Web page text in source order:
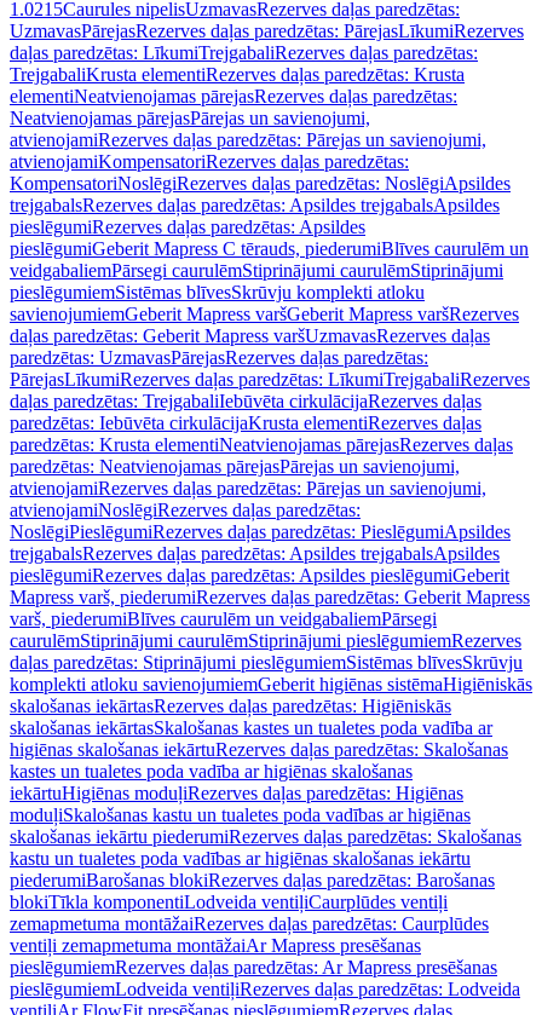
1.0215Caurules nipelisUzmavasRezerves daļas paredzētas:
UzmavasPārejasRezerves daļas paredzētas: PārejasLīkumiRezerves
daļas paredzētas: LīkumiTrejgabaliRezerves daļas paredzētas:
TrejgabaliKrusta elementiRezerves daļas paredzētas: Krusta
elementiNeatvienojamas pārejasRezerves daļas paredzētas:
Neatvienojamas pārejasPārejas un savienojumi,
atvienojamiRezerves daļas paredzētas: Pārejas un savienojumi,
atvienojamiKompensatoriRezerves daļas paredzētas:
KompensatoriNoslēgiRezerves daļas paredzētas: NoslēgiApsildes
trejgabalsRezerves daļas paredzētas: Apsildes trejgabalsApsildes
pieslēgumiRezerves daļas paredzētas: Apsildes
pieslēgumiGeberit Mapress C tērauds, piederumiBlīves caurulēm un
veidgabaliemPārsegi caurulēmStiprinājumi caurulēmStiprinājumi
pieslēgumiemSistēmas blīvesSkrūvju komplekti atloku
savienojumiemGeberit Mapress varšGeberit Mapress varšRezerves
daļas paredzētas: Geberit Mapress varšUzmavasRezerves daļas
paredzētas: UzmavasPārejasRezerves daļas paredzētas:
PārejasLīkumiRezerves daļas paredzētas: LīkumiTrejgabaliRezerves
daļas paredzētas: TrejgabaliIebūvēta cirkulācijaRezerves daļas
paredzētas: Iebūvēta cirkulācijaKrusta elementiRezerves daļas
paredzētas: Krusta elementiNeatvienojamas pārejasRezerves daļas
paredzētas: Neatvienojamas pārejasPārejas un savienojumi,
atvienojamiRezerves daļas paredzētas: Pārejas un savienojumi,
atvienojamiNoslēgiRezerves daļas paredzētas:
NoslēgiPieslēgumiRezerves daļas paredzētas: PieslēgumiApsildes
trejgabalsRezerves daļas paredzētas: Apsildes trejgabalsApsildes
pieslēgumiRezerves daļas paredzētas: Apsildes pieslēgumiGeberit
Mapress varš, piederumiRezerves daļas paredzētas: Geberit Mapress
varš, piederumiBlīves caurulēm un veidgabaliemPārsegi
caurulēmStiprinājumi caurulēmStiprinājumi pieslēgumiemRezerves
daļas paredzētas: Stiprinājumi pieslēgumiemSistēmas blīvesSkrūvju
komplekti atloku savienojumiemGeberit higiēnas sistēmaHigiēniskās
skalošanas iekārtasRezerves daļas paredzētas: Higiēniskās
skalošanas iekārtasSkalošanas kastes un tualetes poda vadība ar
higiēnas skalošanas iekārtuRezerves daļas paredzētas: Skalošanas
kastes un tualetes poda vadība ar higiēnas skalošanas
iekārtuHigiēnas moduļiRezerves daļas paredzētas: Higiēnas
moduļiSkalošanas kastu un tualetes poda vadības ar higiēnas
skalošanas iekārtu piederumiRezerves daļas paredzētas: Skalošanas
kastu un tualetes poda vadības ar higiēnas skalošanas iekārtu
piederumiBarošanas blokiRezerves daļas paredzētas: Barošanas
blokiTīkla komponentiLodveida ventiļiCaurplūdes ventiļi
zemapmetuma montāžaiRezerves daļas paredzētas: Caurplūdes
ventiļi zemapmetuma montāžaiAr Mapress presēšanas
pieslēgumiemRezerves daļas paredzētas: Ar Mapress presēšanas
pieslēgumiemLodveida ventiļiRezerves daļas paredzētas: Lodveida
ventiļiAr FlowFit presēšanas pieslēgumiemRezerves daļas